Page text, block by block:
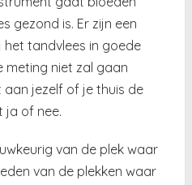
gezond is. Er zijn een
het tandvlees in goede
meting niet zal gaan
aan jezelf of je thuis de
ja of nee.
van de plek waar
van de plekken waar